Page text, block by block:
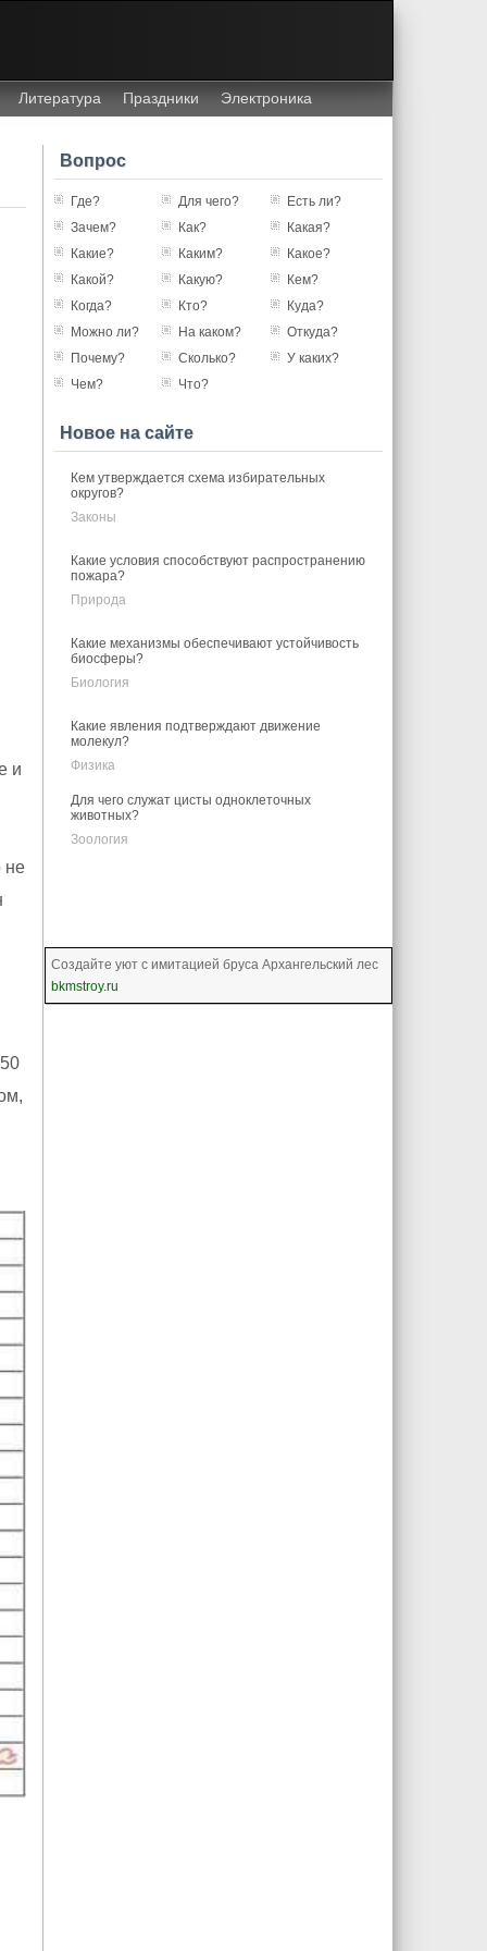
Литература Праздники Электроника
и
не
Вопрос
Где? Для чего?
Есть ли?
Зачем?
Как?
Какая?
Какие?
Каким?
Какое?
Какой?
Какую?
Кем?
Когда?
Кто?
Куда?
Можно ли?
На каком?
Откуда?
Почему?
Сколько?
У каких?
Чем?
Что?
Новое на сайте
Кем утверждается схема избирательных
округов?
Законы
Какие условия способствуют распространению
пожара?
Природа
Какие механизмы обеспечивают устойчивость
биосферы?
Биология
Какие явления подтверждают движение
молекул?
Физика
Для чего служат цисты одноклеточных
животных?
Зоология
Создайте уют с имитацией бруса Архангельский лес
bkmstroy.ru